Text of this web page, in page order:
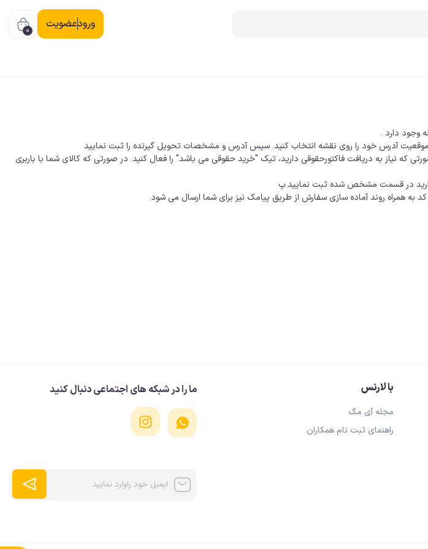
ورودعضویت 0
ایرپاد
ایرپاد، کاور
ایرپاد، لوازم جانبی
وجود دارد .
آدرس خود را روی نقشه انتخاب کنید. سپس آدرس و مشخصات تحویل گیرنده را ثبت نمایید
که نیاز به دریافت فاکتورحقوقی دارید، تیک "خرید حقوقی می باشد" را فعال کنید. در صورتی که کالای شما با باربری
دارید در قسمت مشخص شده ثبت نمایید.پ
با لارنس
مجله آی مگ
راهنمای ثبت نام همکاران
ما را در شبکه های اجتماعی دنبال کنید